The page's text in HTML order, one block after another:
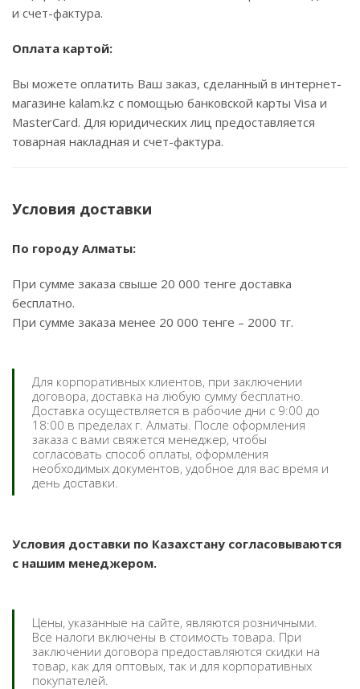
и счет-фактура.
Оплата картой:
Вы можете оплатить Ваш заказ, сделанный в интернет-
магазине kalam.kz с помощью банковской карты Visa и
MasterCard. Для юридических лиц предоставляется
товарная накладная и счет-фактура.
Условия доставки
По городу Алматы:
При сумме заказа свыше 20 000 тенге доставка
бесплатно.
При сумме заказа менее 20 000 тенге – 2000 тг.
Для корпоративных клиентов, при заключении
договора, доставка на любую сумму бесплатно.
Доставка осуществляется в рабочие дни с 9:00 до
18:00 в пределах г. Алматы. После оформления
заказа с вами свяжется менеджер, чтобы
согласовать способ оплаты, оформления
необходимых документов, удобное для вас время и
день доставки.
Условия доставки по Казахстану согласовываются
с нашим менеджером.
Цены, указанные на сайте, являются розничными.
Все налоги включены в стоимость товара. При
заключении договора предоставляются скидки на
товар, как для оптовых, так и для корпоративных
покупателей.